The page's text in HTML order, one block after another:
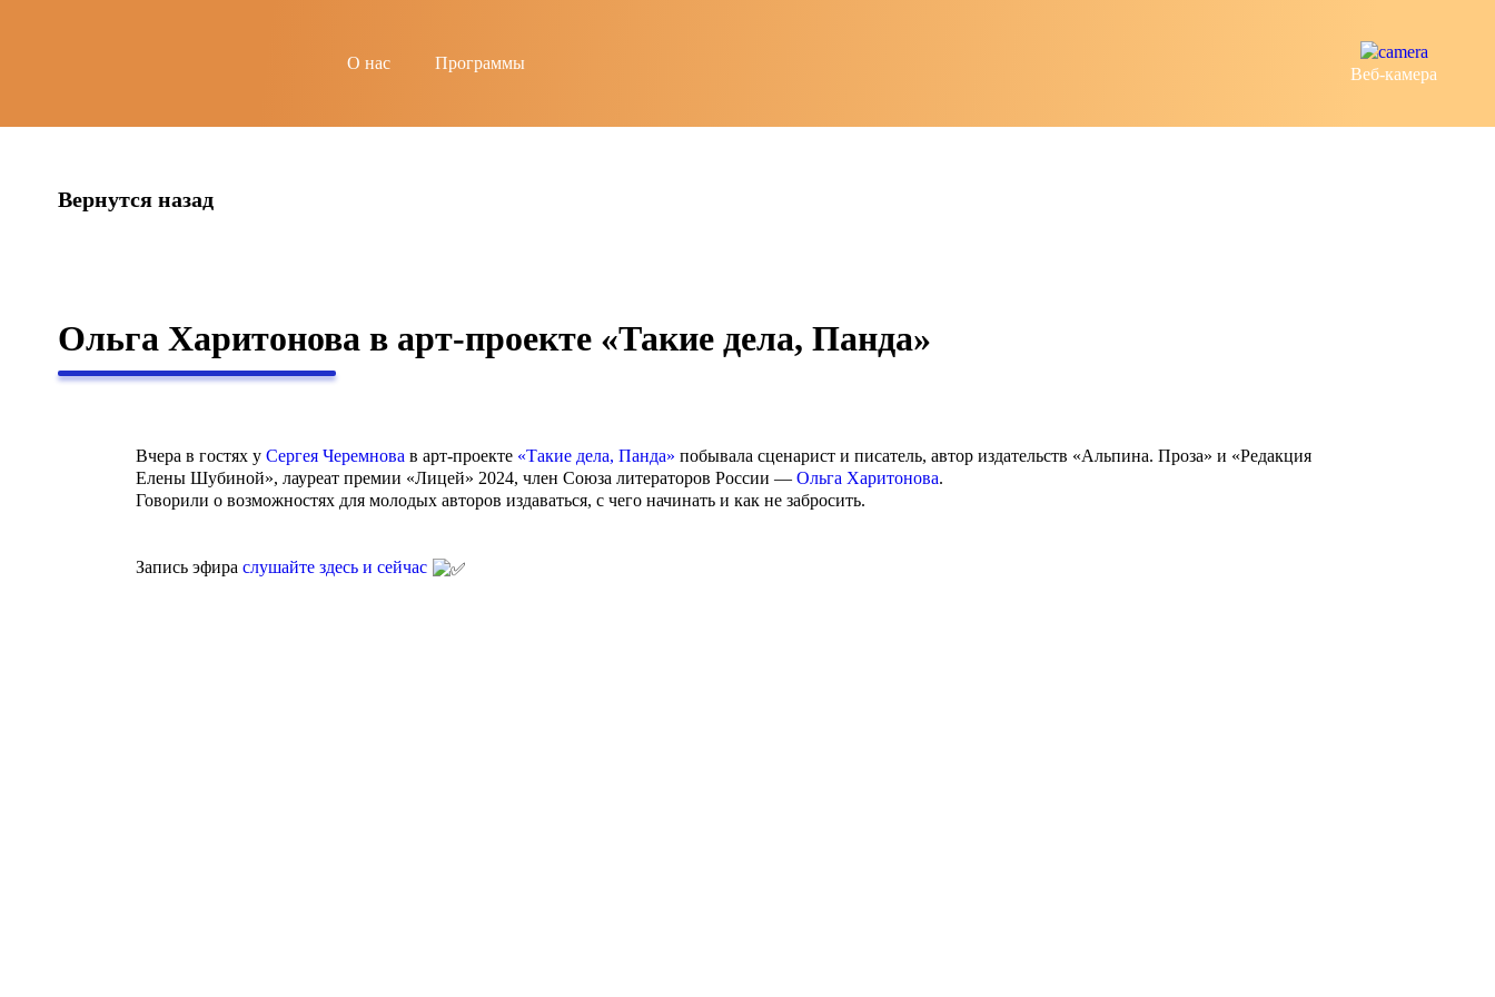
О нас Программы
Веб-камера
Вернутся назад
Ольга Харитонова в арт-проекте «Такие дела, Панда»
Вчера в гостях у Сергея Черемнова в арт-проекте «Такие дела, Панда» побывала сценарист и писатель, автор издательств «Альпина. Проза» и «Редакция
Елены Шубиной», лауреат премии «Лицей» 2024, член Союза литераторов России — Ольга Харитонова.
Говорили о возможностях для молодых авторов издаваться, с чего начинать и как не забросить.
Запись эфира слушайте здесь и сейчас